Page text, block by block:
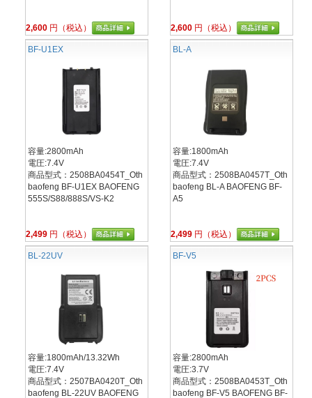
2,600 円（税込） 2,600 円（税込）
BF-U1EX
容量:2800mAh
電圧:7.4V
商品型式：2508BA0454T_Oth
baofeng BF-U1EX BAOFENG
555S/S88/888S/VS-K2
2,499 円（税込）
BL-A
容量:1800mAh
電圧:7.4V
商品型式：2508BA0457T_Oth
baofeng BL-A BAOFENG BF-
A5
2,499 円（税込）
BL-22UV
容量:1800mAh/13.32Wh
電圧:7.4V
商品型式：2507BA0420T_Oth
baofeng BL-22UV BAOFENG
BF-V5
容量:2800mAh
電圧:3.7V
商品型式：2508BA0453T_Oth
baofeng BF-V5 BAOFENG BF-